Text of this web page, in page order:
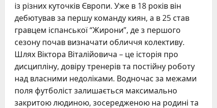
із різних куточків Європи. Уже в 18 років він
дебютував за першу команду киян, а в 25 став
гравцем іспанської “Жирони”, де з першого
сезону почав визначати обличчя колективу.
Шлях Віктора Віталійовича – це історія про
дисципліну, довіру тренерів та постійну роботу
над власними недоліками. Водночас за межами
поля футболіст залишається максимально
закритою людиною, зосередженою на родині та